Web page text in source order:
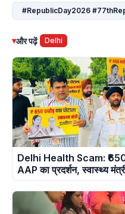
#RepublicDay2026
▾और पढ़ें Delhi
Delhi Health Scam: ₹650
AAP का प्रदर्शन, स्वास्थ्य